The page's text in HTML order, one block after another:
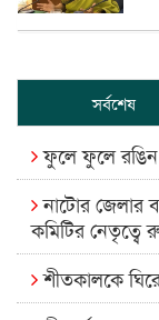
সর্বশেষ
ফুলে ফুলে
নাটোর জেলার
কমিটির
শীতকালকে